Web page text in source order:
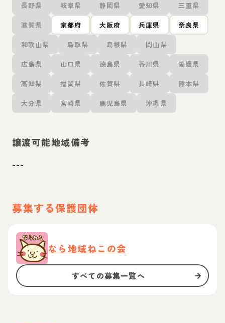
長野県 岐阜県 静岡県 愛知県 三重県
滋賀県 京都府 大阪府 兵庫県 奈良県
和歌山県 鳥取県 島根県 岡山県
広島県 山口県 徳島県 香川県 愛媛県
高知県 福岡県 佐賀県 長崎県 熊本県
大分県 宮崎県 鹿児島県 沖縄県
譲渡可能地域備考
---
募集する保護団体
なら地域ねこの会
すべての募集一覧へ